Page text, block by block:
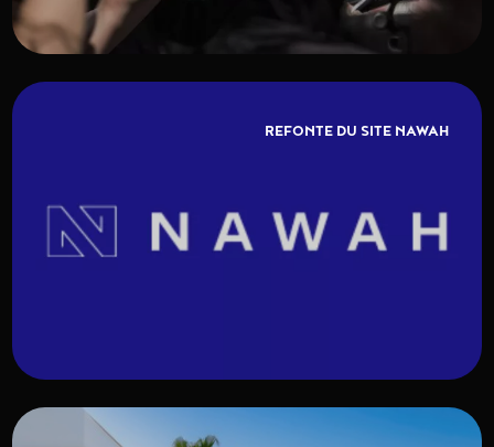
REFONTE DU SITE NAWAH